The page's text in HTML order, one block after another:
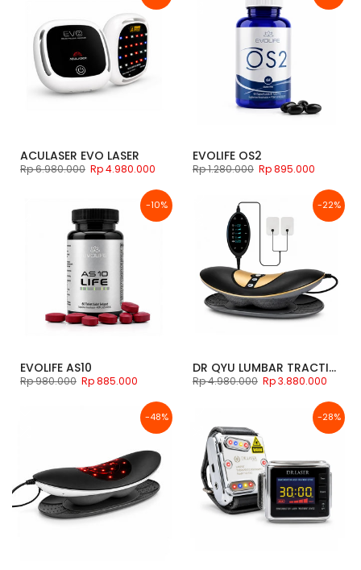
ACULASER EVO LASER
Rp 6.980.000 Rp 4.980.000
EVOLIFE OS2
Rp 1.280.000 Rp 895.000
-10%
EVOLIFE AS10
Rp 980.000 Rp 885.000
-22%
DR QYU LUMBAR TRACTION DEVICE PREMIUM
Rp 4.980.000 Rp 3.880.000
-48% -28%